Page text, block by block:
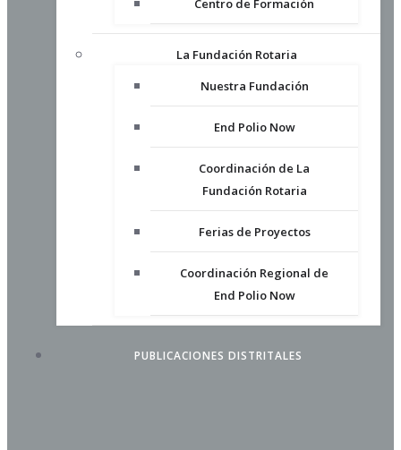
Centro de Formación
La Fundación Rotaria
Nuestra Fundación
End Polio Now
Coordinación de La
Fundación Rotaria
Ferias de Proyectos
Coordinación Regional de
End Polio Now
PUBLICACIONES DISTRITALES